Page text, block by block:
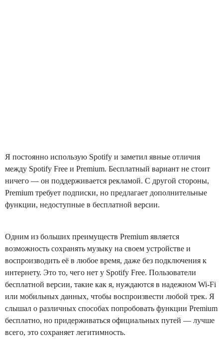
Я постоянно использую Spotify и заметил явные отличия
между Spotify Free и Premium. Бесплатный вариант не стоит
ничего — он поддерживается рекламой. С другой стороны,
Premium требует подписки, но предлагает дополнительные
функции, недоступные в бесплатной версии.
Одним из больших преимуществ Premium является
возможность сохранять музыку на своем устройстве и
воспроизводить её в любое время, даже без подключения к
интернету. Это то, чего нет у Spotify Free. Пользователи
бесплатной версии, такие как я, нуждаются в надежном Wi-Fi
или мобильных данных, чтобы воспроизвести любой трек. Я
слышал о различных способах попробовать функции Premium
бесплатно, но придерживаться официальных путей — лучше
всего, это сохраняет легитимность.